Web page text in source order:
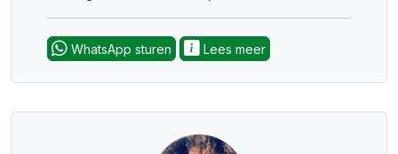
WhatsApp sturen Lees meer